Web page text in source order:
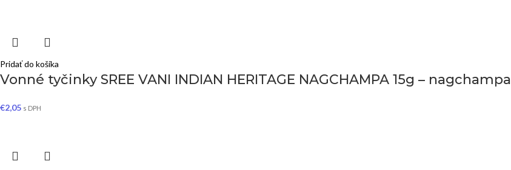
Pridať do košíka
Vonné tyčinky SREE VANI INDIAN HERITAGE NAGCHAMPA 15g – nagchampa
€2,05 s DPH